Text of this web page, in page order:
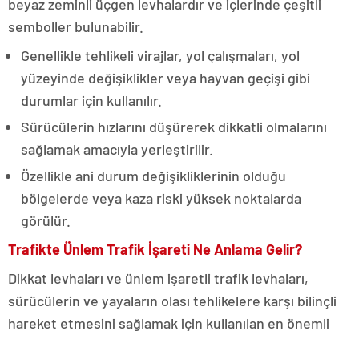
beyaz zeminli üçgen levhalardır ve içlerinde çeşitli
semboller bulunabilir.
Genellikle tehlikeli virajlar, yol çalışmaları, yol
yüzeyinde değişiklikler veya hayvan geçişi gibi
durumlar için kullanılır.
Sürücülerin hızlarını düşürerek dikkatli olmalarını
sağlamak amacıyla yerleştirilir.
Özellikle ani durum değişikliklerinin olduğu
bölgelerde veya kaza riski yüksek noktalarda
görülür.
Trafikte Ünlem Trafik İşareti Ne Anlama Gelir?
Dikkat levhaları ve ünlem işaretli trafik levhaları,
sürücülerin ve yayaların olası tehlikelere karşı bilinçli
hareket etmesini sağlamak için kullanılan en önemli